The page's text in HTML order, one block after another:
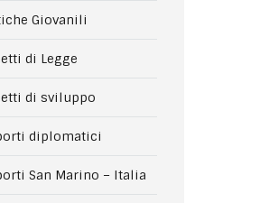
Giovanili
di Legge
di sviluppo
diplomatici
San Marino – Italia